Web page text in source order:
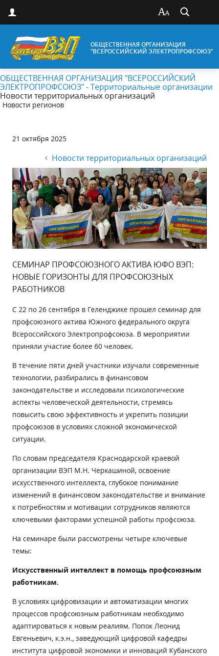
ОБЩЕСТВЕННАЯ ОРГАНИЗАЦИЯ
"ВСЕРОССИЙСКИЙ ЭЛЕКТРОПРОФСОЮЗ"
ОБЩЕСТВЕННАЯ ОРГАНИЗАЦИЯ "ВСЕРОССИЙСКИЙ
ЭЛЕКТРОПРОФСОЮЗ" - Территориальные организации
Новости территориальных организаций
Новости регионов
21 октября 2025
Новости территориальных организаций
СЕМИНАР ПРОФСОЮЗНОГО АКТИВА ЮФО ВЭП:
НОВЫЕ ГОРИЗОНТЫ ДЛЯ ПРОФСОЮЗНЫХ
РАБОТНИКОВ
С 22 по 26 сентября в Геленджике прошел семинар для
профсоюзного актива Южного федерального округа
Всероссийского Электропрофсоюза. В мероприятии
приняли участие более 60 человек.
В течение пяти дней участники изучали современные
технологии, разбирались в финансовом
законодательстве и исследовали психологические
аспекты человеческой деятельности, стремясь
повысить свою эффективность и укрепить позиции
профсоюзов в условиях сложной экономической
ситуации.
По словам председателя Краснодарской краевой
организации ВЭП М.Н. Черкашиной, освоение
искусственного интеллекта, глубокое понимание
изменений в финансовом законодательстве и внимание
к потребностям и мотивации сотрудников являются
ключевыми факторами успешной работы профсоюза.
На семинаре были рассмотрены четыре ключевые
темы:
Искусственный интеллект в помощь профсоюзным
работникам.
В условиях цифровизации и автоматизации многих
процессов профсоюзным работникам необходимо
адаптироваться к новым реалиям. Попок Леонид
Евгеньевич, к.э.н., заведующий цифровой кафедры
института цифровой экономики и инноваций Кубанского